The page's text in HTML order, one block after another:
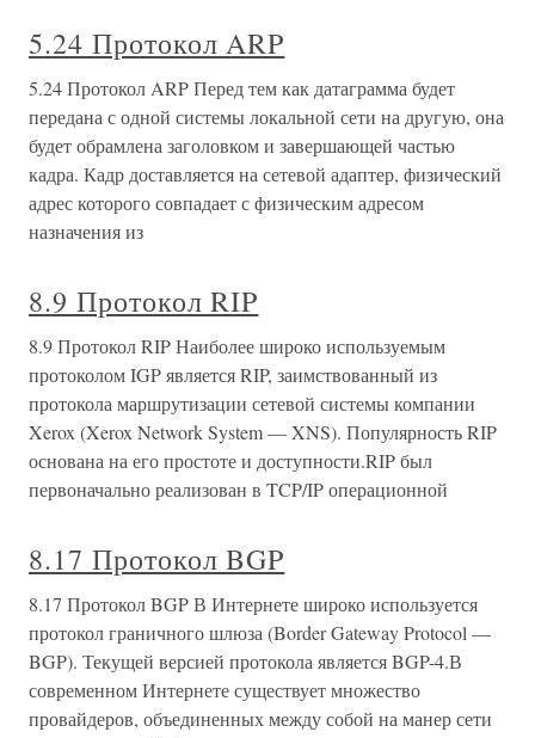
5.24 Протокол ARP
5.24 Протокол ARP Перед тем как датаграмма будет
передана с одной системы локальной сети на другую, она
будет обрамлена заголовком и завершающей частью
кадра. Кадр доставляется на сетевой адаптер, физический
адрес которого совпадает с физическим адресом
назначения из
8.9 Протокол RIP
8.9 Протокол RIP Наиболее широко используемым
протоколом IGP является RIP, заимствованный из
протокола маршрутизации сетевой системы компании
Xerox (Xerox Network System — XNS). Популярность RIP
основана на его простоте и доступности.RIP был
первоначально реализован в TCP/IP операционной
8.17 Протокол BGP
8.17 Протокол BGP В Интернете широко используется
протокол граничного шлюза (Border Gateway Protocol —
BGP). Текущей версией протокола является BGP-4.В
современном Интернете существует множество
провайдеров, объединенных между собой на манер сети